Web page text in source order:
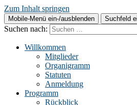
Zum Inhalt springen
Mobile-Menü ein-/ausblenden Suchfeld
Suchen nach:
Willkommen
Mitglieder
Organigramm
Statuten
Anmeldung
Programm
Rückblick